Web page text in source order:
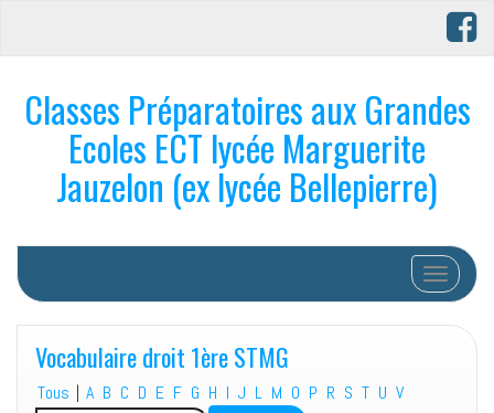
Classes Préparatoires aux Grandes
Ecoles ECT lycée Marguerite
Jauzelon (ex lycée Bellepierre)
Afficher/
Vocabulaire droit 1ère STMG
Tous | A B C D E F G H I J L M O P R S T U V